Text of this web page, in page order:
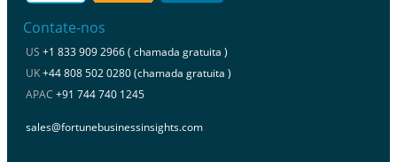
Contate-nos
US +1 833 909 2966 ( chamada gratuita )
UK+44 808 502 0280 (chamada gratuita )
APAC +91 744 740 1245
sales@fortunebusinessinsights.com